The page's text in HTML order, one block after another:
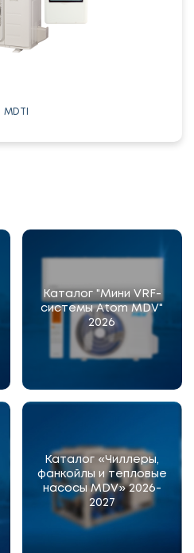
MDTI
Каталог "Мини VRF-
системы Atom MDV"
2026
Каталог «Чиллеры,
фанкойлы и тепловые
насосы MDV» 2026-
2027